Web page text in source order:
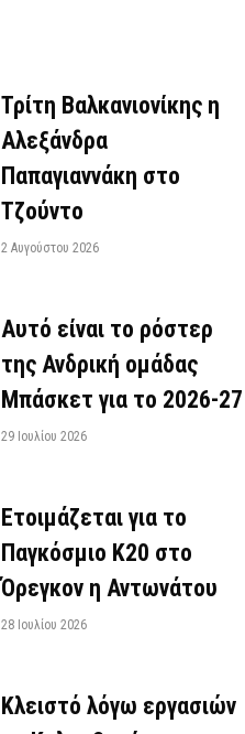
Τρίτη Βαλκανιονίκης η
Αλεξάνδρα
Παπαγιαννάκη στο
Τζούντο
2 Αυγούστου 2026
Αυτό είναι το ρόστερ
της Ανδρική ομάδας
Μπάσκετ για το 2026-27
29 Ιουλίου 2026
Ετοιμάζεται για το
Παγκόσμιο Κ20 στο
Όρεγκον η Αντωνάτου
28 Ιουλίου 2026
Κλειστό λόγω εργασιών